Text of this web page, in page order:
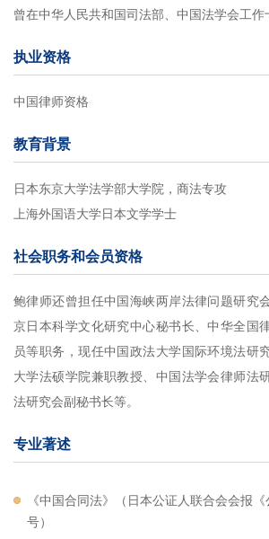
曾在中华人民共和国司法部、中国法学会工作
执业资格
中国律师资格
教育背景
日本东京大学法学部大学院，商法专攻
上海外国语大学日本文学学士
社会职务和会员资格
鲍律师还曾担任中国海峡两岸法律问题研究
京日本科学文化研究中心秘书长、中华全国
员等职务，现任中国政法大学国际环境法研
大学法硕学院兼职教授、中国法学会律师法
法研究会副秘书长等。
专业著述
《中国合同法》（日本公证人联合会会报
号）